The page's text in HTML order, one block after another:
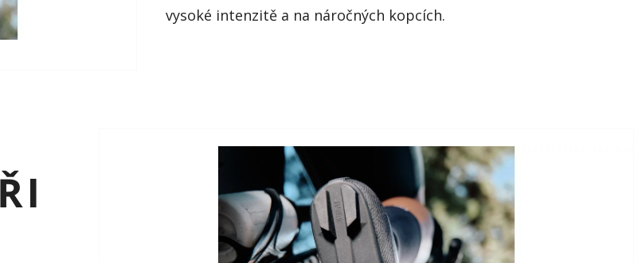
vysoké intenzitě a na náročných kopcích.